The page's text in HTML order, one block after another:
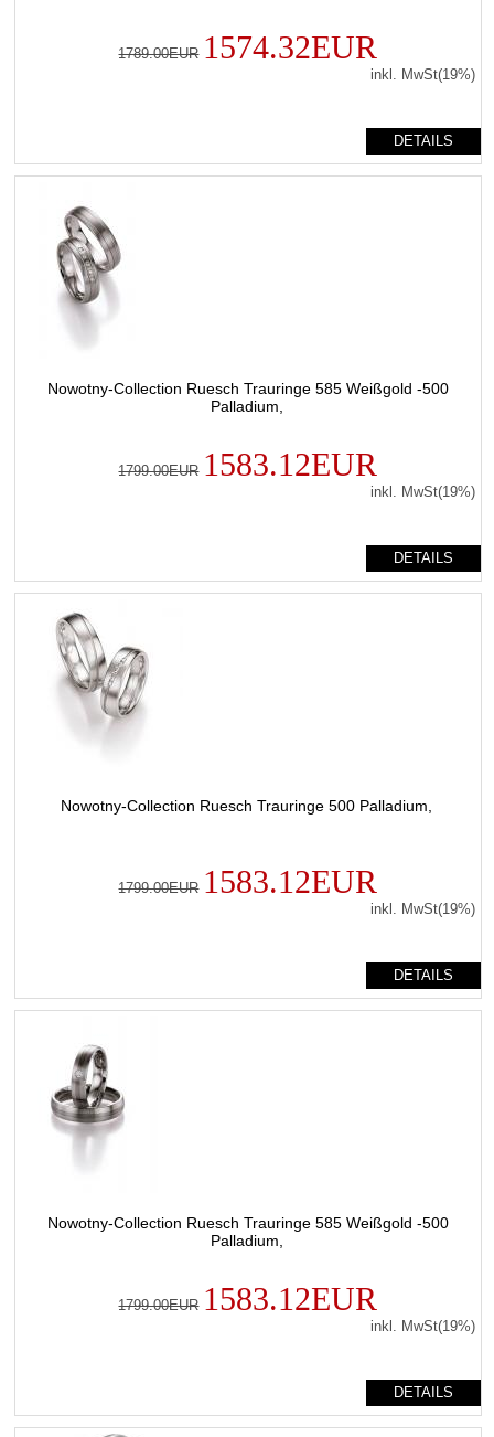
1789.00EUR 1574.32EUR
inkl. MwSt(19%)
DETAILS
Nowotny-Collection Ruesch Trauringe 585 Weißgold -500
Palladium,
1799.00EUR 1583.12EUR
inkl. MwSt(19%)
DETAILS
Nowotny-Collection Ruesch Trauringe 500 Palladium,
1799.00EUR 1583.12EUR
inkl. MwSt(19%)
DETAILS
Nowotny-Collection Ruesch Trauringe 585 Weißgold -500
Palladium,
1799.00EUR 1583.12EUR
inkl. MwSt(19%)
DETAILS